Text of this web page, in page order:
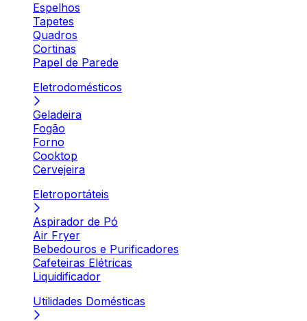
Espelhos
Tapetes
Quadros
Cortinas
Papel de Parede
Eletrodomésticos
Geladeira
Fogão
Forno
Cooktop
Cervejeira
Eletroportáteis
Aspirador de Pó
Air Fryer
Bebedouros e Purificadores
Cafeteiras Elétricas
Liquidificador
Utilidades Domésticas